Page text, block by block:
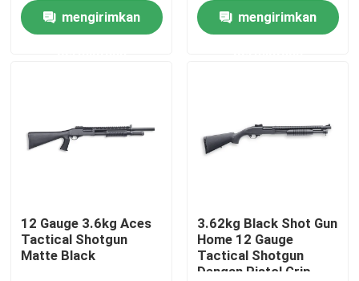
Tur Pabrik
mengirimkan
mengirimkan
12 Gauge 3.6kg Aces
Tactical Shotgun
Matte Black
3.62kg Black Shot Gun
Home 12 Gauge
Tactical Shotgun
Dengan Pistol Grip